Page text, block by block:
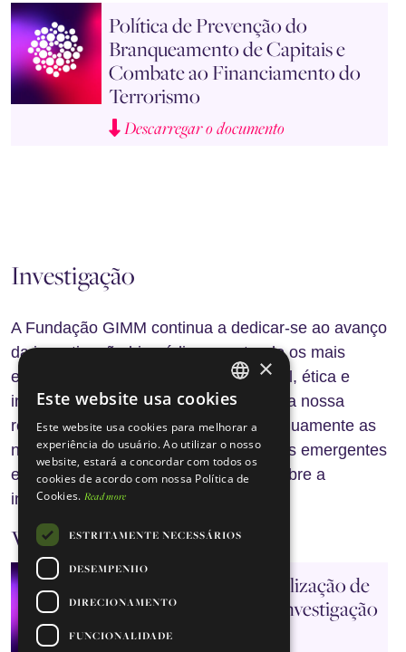
Política de Prevenção do
Branqueamento de Capitais e
Combate ao Financiamento do
Terrorismo
Descarregar o documento
Investigação
A Fundação GIMM continua a dedicar-se ao avanço
da investigação biomédica, mantendo os mais
elevados padrões de bem-estar animal, ética e
integridade científica. Reconhecemos a nossa
responsabilidade de aperfeiçoar continuamente as
nossas abordagens, adotar alternativas emergentes
e contribuir para o diálogo contínuo sobre a
investigação ética em animais.
Ver documentos
Declaração sobre a Utilização de
Modelos Animais na Investigação
Fundação GIMM
ENGLISH
PORTUGUESE
×
Este website usa cookies
Este website usa cookies para melhorar a
experiência do usuário. Ao utilizar o nosso
website, estará a concordar com todos os
cookies de acordo com nossa Política de
Cookies. Read more
ESTRITAMENTE NECESSÁRIOS
DESEMPENHO
DIRECIONAMENTO
FUNCIONALIDADE